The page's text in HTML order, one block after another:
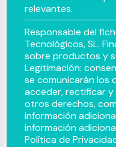
relevantes.
Responsable del
Tecnológicos, SL.
sobre productos y
Legitimación:
se comunicarán los
acceder, rectificar y
otros derechos,
información
información
Política de